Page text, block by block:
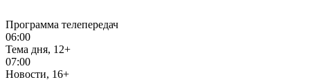
Программа телепередач
06:00
Тема дня, 12+
07:00
Новости, 16+